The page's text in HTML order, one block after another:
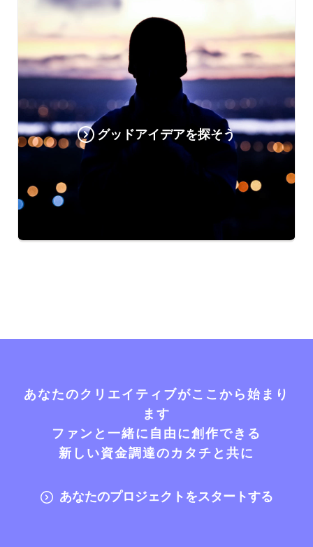
グッドアイデアを探そう
あなたのクリエイティブがここから始まり
ます
ファンと一緒に自由に創作できる
新しい資金調達のカタチと共に
あなたのプロジェクトをスタートする